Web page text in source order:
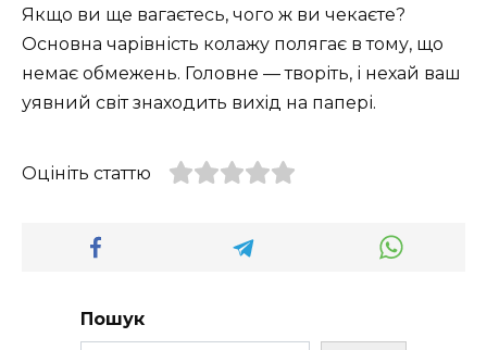
Якщо ви ще вагаєтесь, чого ж ви чекаєте?
Основна чарівність колажу полягає в тому, що
немає обмежень. Головне — творіть, і нехай ваш
уявний світ знаходить вихід на папері.
Оцініть статтю
Пошук